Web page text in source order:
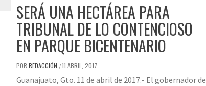
SERÁ UNA HECTÁREA PARA
TRIBUNAL DE LO CONTENCIOSO
EN PARQUE BICENTENARIO
POR REDACCIÓN /11 ABRIL, 2017
Guanajuato, Gto. 11 de abril de 2017.- El gobernador de